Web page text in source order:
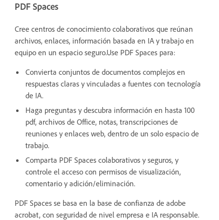
PDF Spaces
Cree centros de conocimiento colaborativos que reúnan
archivos, enlaces, información basada en IA y trabajo en
equipo en un espacio seguro.Use PDF Spaces para:
Convierta conjuntos de documentos complejos en
respuestas claras y vinculadas a fuentes con tecnología
de IA.
Haga preguntas y descubra información en hasta 100
pdf, archivos de Office, notas, transcripciones de
reuniones y enlaces web, dentro de un solo espacio de
trabajo.
Comparta PDF Spaces colaborativos y seguros, y
controle el acceso con permisos de visualización,
comentario y adición/eliminación.
PDF Spaces se basa en la base de confianza de adobe
acrobat, con seguridad de nivel empresa e IA responsable.